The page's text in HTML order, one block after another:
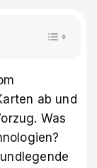
ab und
Was